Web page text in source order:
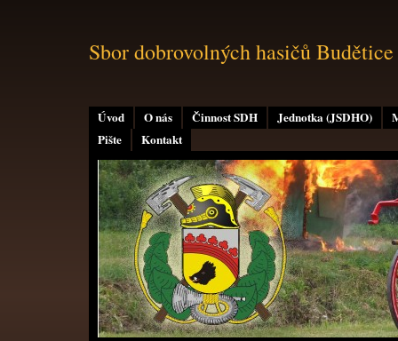
Úvod O nás Činnost SDH Jednotka (JSDHO)
Pište
Kontakt
Sbor dobrovolných hasičů Budětice